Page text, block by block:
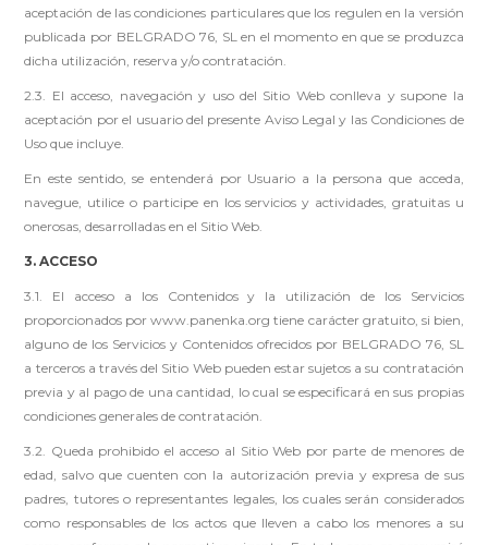
aceptación de las condiciones particulares que los regulen en la versión
publicada por BELGRADO 76, SL en el momento en que se produzca
dicha utilización, reserva y/o contratación.
2.3. El acceso, navegación y uso del Sitio Web conlleva y supone la
aceptación por el usuario del presente Aviso Legal y las Condiciones de
Uso que incluye.
En este sentido, se entenderá por Usuario a la persona que acceda,
navegue, utilice o participe en los servicios y actividades, gratuitas u
onerosas, desarrolladas en el Sitio Web.
3. ACCESO
3.1. El acceso a los Contenidos y la utilización de los Servicios
proporcionados por www.panenka.org tiene carácter gratuito, si bien,
alguno de los Servicios y Contenidos ofrecidos por BELGRADO 76, SL
a terceros a través del Sitio Web pueden estar sujetos a su contratación
previa y al pago de una cantidad, lo cual se especificará en sus propias
condiciones generales de contratación.
3.2. Queda prohibido el acceso al Sitio Web por parte de menores de
edad, salvo que cuenten con la autorización previa y expresa de sus
padres, tutores o representantes legales, los cuales serán considerados
como responsables de los actos que lleven a cabo los menores a su